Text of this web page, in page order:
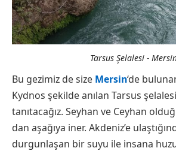
Tarsus Şelalesi -
Bu gezimiz de size Mersin‘de
Kydnos şekilde anılan Tarsus
tanıtacağız. Seyhan ve Ceyhan
dan aşağıya iner. Akdeniz’e
durgunlaşan bir suyu ile insana